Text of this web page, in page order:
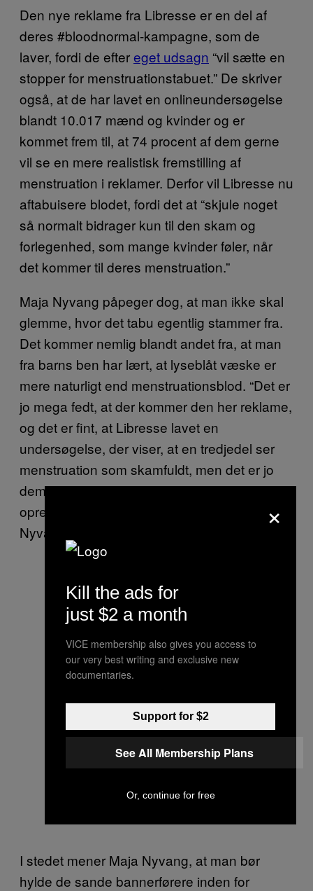
Den nye reklame fra Libresse er en del af
deres #bloodnormal-kampagne, som de
laver, fordi de eftereget udsagn “vil sætte en
stopper for menstruationstabuet.” De skriver
også, at de har lavet en onlineundersøgelse
blandt 10.017 mænd og kvinder og er
kommet frem til, at 74 procent af dem gerne
vil se en mere realistisk fremstilling af
menstruation i reklamer. Derfor vil Libresse nu
aftabuisere blodet, fordi det at “skjule noget
så normalt bidrager kun til den skam og
forlegenhed, som mange kvinder føler, når
det kommer til deres menstruation.”
Maja Nyvang påpeger dog, at man ikke skal
glemme, hvor det tabu egentlig stammer fra.
Det kommer nemlig blandt andet fra, at man
fra barns ben har lært, at lyseblåt væske er
mere naturligt end menstruationsblod. “Det er
jo mega fedt, at der kommer den her reklame,
og det er fint, at Libresse lavet en
undersøgelse, der viser, at en tredjedel ser
menstruation som skamfuldt, men det er jo
dem selv, der har været med til at skabe og
opretholde den følelse hos folk,” siger Maja
Nyvang.
I stedet mener Maja Nyvang, at man bør
hylde de sande bannerførere inden for
×
Kill the ads for
just $2 a month
VICE membership also gives you access to
our very best writing and exclusive new
documentaries.
Support for $2
See All Membership Plans
Or, continue for free